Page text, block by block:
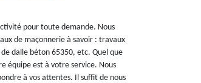
pour toute demande. Nous
de maçonnerie à savoir : travaux
dalle béton 65350, etc. Quel que
équipe est à votre service. Nous
à vos attentes. Il suffit de nous